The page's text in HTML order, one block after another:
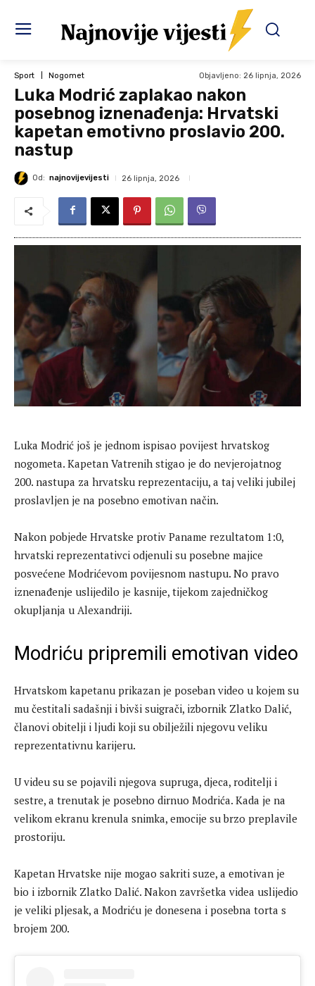
Sport Nogomet Objavljeno: 26 lipnja, 2026
Luka Modrić zaplakao nakon
posebnog iznenađenja: Hrvatski
kapetan emotivno proslavio 200.
nastup
Od: najnovijevijesti 26 lipnja, 2026
Luka Modrić još je jednom ispisao povijest hrvatskog
nogometa. Kapetan Vatrenih stigao je do nevjerojatnog
200. nastupa za hrvatsku reprezentaciju, a taj veliki jubilej
proslavljen je na posebno emotivan način.
Nakon pobjede Hrvatske protiv Paname rezultatom 1:0,
hrvatski reprezentativci odjenuli su posebne majice
posvećene Modrićevom povijesnom nastupu. No pravo
iznenađenje uslijedilo je kasnije, tijekom zajedničkog
okupljanja u Alexandriji.
Modriću pripremili emotivan video
Hrvatskom kapetanu prikazan je poseban video u kojem su
mu čestitali sadašnji i bivši suigrači, izbornik Zlatko Dalić,
članovi obitelji i ljudi koji su obilježili njegovu veliku
reprezentativnu karijeru.
U videu su se pojavili njegova supruga, djeca, roditelji i
sestre, a trenutak je posebno dirnuo Modrića. Kada je na
velikom ekranu krenula snimka, emocije su brzo preplavile
prostoriju.
Kapetan Hrvatske nije mogao sakriti suze, a emotivan je
bio i izbornik Zlatko Dalić. Nakon završetka videa uslijedio
je veliki pljesak, a Modriću je donesena i posebna torta s
brojem 200.